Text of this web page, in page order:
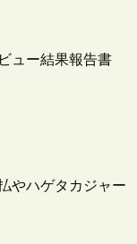
ュー結果報告書
やハゲタカジャー